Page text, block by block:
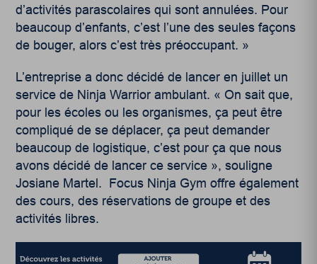
d’activités parascolaires qui sont annulées. Pour
beaucoup d’enfants, c’est l’une des seules façons
de bouger, alors c’est très préoccupant. »
L’entreprise a donc décidé de lancer en juillet un
service de Ninja Warrior ambulant. « On sait que,
pour les écoles ou les organismes, ça peut être
compliqué de se déplacer, ça peut demander
beaucoup de logistique, c’est pour ça que nous
avons décidé de lancer ce service », souligne
Josiane Martel. Focus Ninja Gym offre également
des cours, des réservations de groupe et des
activités libres.